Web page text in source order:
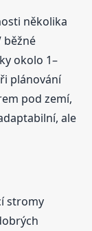
několika
běžné
okolo 1–
plánování
pod zemí,
ale
stromy